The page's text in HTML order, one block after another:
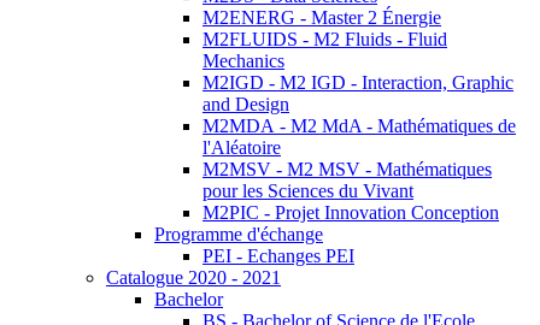
M2ENERG - Master 2 Énergie
M2FLUIDS - M2 Fluids - Fluid
Mechanics
M2IGD - M2 IGD - Interaction, Graphic
and Design
M2MDA - M2 MdA - Mathématiques de
l'Aléatoire
M2MSV - M2 MSV - Mathématiques
pour les Sciences du Vivant
M2PIC - Projet Innovation Conception
Programme d'échange
PEI - Echanges PEI
Catalogue 2020 - 2021
Bachelor
BS - Bachelor of Science de l'Ecole